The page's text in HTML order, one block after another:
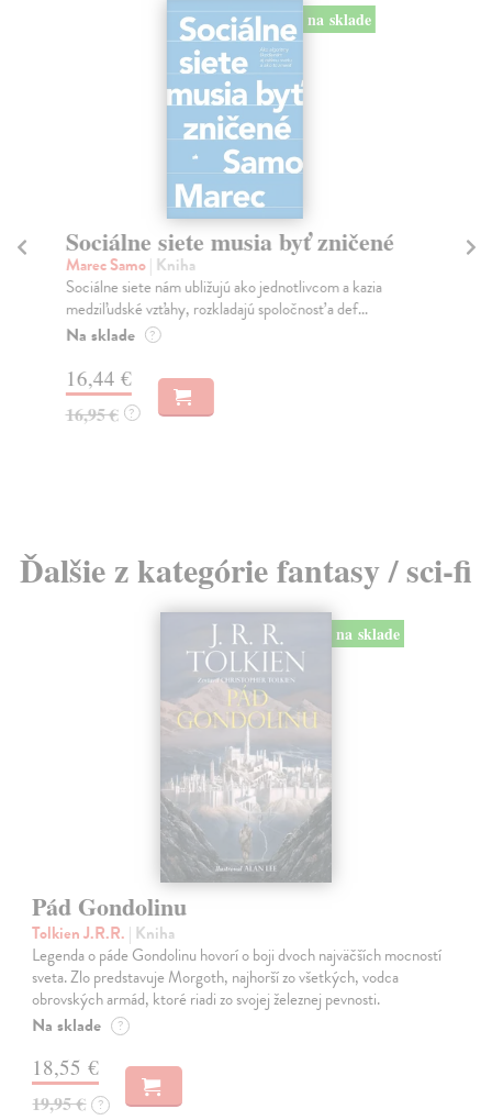
na sklade
Sociálne siete musia byť zničené
Marec Samo| Kniha
Sociálne siete nám ubližujú ako jednotlivcom a kazia
medziľudské vzťahy, rozkladajú spoločnosť a def...
Na sklade ?
16,44 €
16,95 € ?
Ďalšie z kategórie fantasy / sci-fi
na sklade
Pád Gondolinu
Tolkien J.R.R. | Kniha
Legenda o páde Gondolinu hovorí o boji dvoch najväčších mocností
sveta. Zlo predstavuje Morgoth, najhorší zo všetkých, vodca
obrovských armád, ktoré riadi zo svojej železnej pevnosti.
Na sklade ?
18,55 €
19,95 € ?